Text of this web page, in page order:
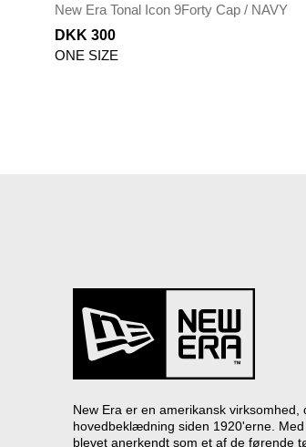
New Era Tonal Icon 9Forty Cap / NAVY
DKK 300
ONE SIZE
New Era er en amerikansk
hovedbeklædning siden 1920'erne.
blevet anerkendt som et af de førende